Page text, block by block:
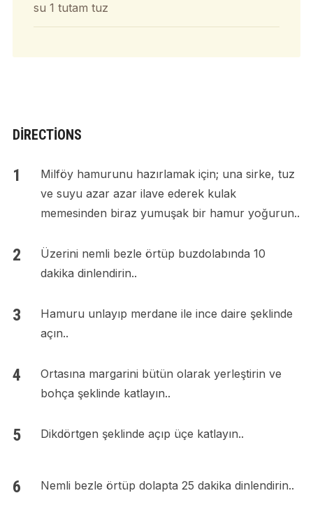
su 1 tutam tuz
DIRECTIONS
Milföy hamurunu hazırlamak için; una sirke, tuz
ve suyu azar azar ilave ederek kulak
memesinden biraz yumuşak bir hamur yoğurun..
Üzerini nemli bezle örtüp buzdolabında 10
dakika dinlendirin..
Hamuru unlayıp merdane ile ince daire şeklinde
açın..
Ortasına margarini bütün olarak yerleştirin ve
bohça şeklinde katlayın..
Dikdörtgen şeklinde açıp üçe katlayın..
Nemli bezle örtüp dolapta 25 dakika dinlendirin..